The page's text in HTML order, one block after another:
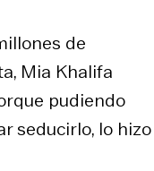
de
Mia Khalifa
pudiendo
seducirlo, lo hizo